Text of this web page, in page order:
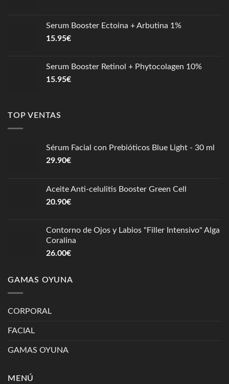
Serum Booster Ectoina + Arbutina 1%
15.95€
Serum Booster Retinol + Phytocolagen 10%
15.95€
TOP VENTAS
Sérum Facial con Prebióticos Blue Light - 30 ml
29.90€
Aceite Anti-celulitis Booster Green Cell
20.90€
Contorno de Ojos y Labios "Filler Intensivo" Alga
Coralina
26.00€
GAMAS OYUNA
CORPORAL
FACIAL
GAMAS OYUNA
MENÚ